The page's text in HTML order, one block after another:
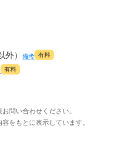
）
備考 有料
有料
問い合わせください。
をもとに表示しています。